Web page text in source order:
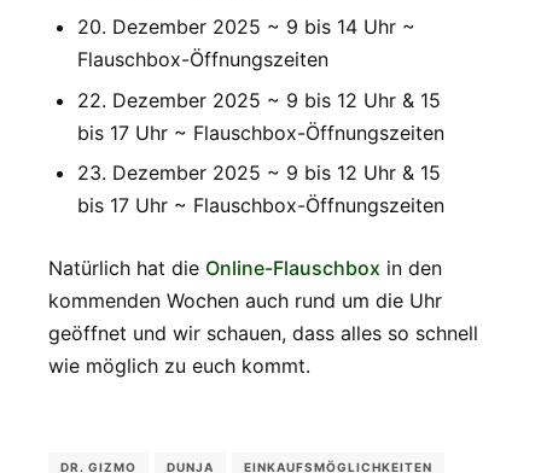
20. Dezember 2025 ~ 9 bis 14 Uhr ~
Flauschbox-Öffnungszeiten
22. Dezember 2025 ~ 9 bis 12 Uhr & 15
bis 17 Uhr ~ Flauschbox-Öffnungszeiten
23. Dezember 2025 ~ 9 bis 12 Uhr & 15
bis 17 Uhr ~ Flauschbox-Öffnungszeiten
Natürlich hat die Online-Flauschbox in den
kommenden Wochen auch rund um die Uhr
geöffnet und wir schauen, dass alles so schnell
wie möglich zu euch kommt.
DR. GIZMO DUNJA EINKAUFSMÖGLICHKEITEN